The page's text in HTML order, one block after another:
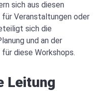
sich aus diesen
Veranstaltungen oder
sich die
und an der
diese Workshops.
Leitung